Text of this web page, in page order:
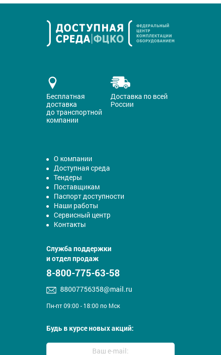
Бесплатная
доставка
до транспортной
компании
Доставка по всей
России
О компании
Доступная среда
Тендеры
Поставщикам
Паспорт доступности
Наши работы
Сервисный центр
Контакты
Служба поддержки
и отдел продаж
8-800-775-63-58
88007756358@mail.ru
Пн-пт 09:00 - 18:00 по Мск
Будь в курсе новых акций: